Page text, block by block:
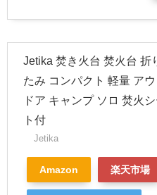
Jetika 焚き火台 焚火台 折
たみ コンパクト 軽量 アウ
ドア キャンプ ソロ 焚火
ト付
Jetika
Amazon 楽天市場